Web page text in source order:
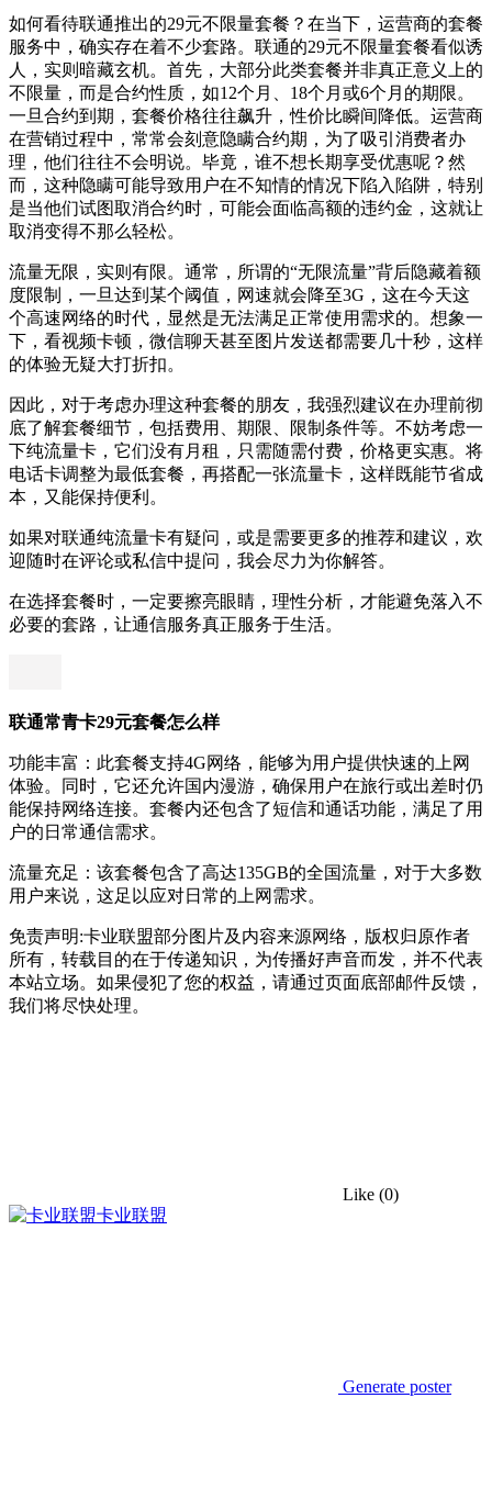
如何看待联通推出的29元不限量套餐？在当下，运营商的套餐
服务中，确实存在着不少套路。联通的29元不限量套餐看似诱
人，实则暗藏玄机。首先，大部分此类套餐并非真正意义上的
不限量，而是合约性质，如12个月、18个月或6个月的期限。
一旦合约到期，套餐价格往往飙升，性价比瞬间降低。运营商
在营销过程中，常常会刻意隐瞒合约期，为了吸引消费者办
理，他们往往不会明说。毕竟，谁不想长期享受优惠呢？然
而，这种隐瞒可能导致用户在不知情的情况下陷入陷阱，特别
是当他们试图取消合约时，可能会面临高额的违约金，这就让
取消变得不那么轻松。
流量无限，实则有限。通常，所谓的“无限流量”背后隐藏着额
度限制，一旦达到某个阈值，网速就会降至3G，这在今天这
个高速网络的时代，显然是无法满足正常使用需求的。想象一
下，看视频卡顿，微信聊天甚至图片发送都需要几十秒，这样
的体验无疑大打折扣。
因此，对于考虑办理这种套餐的朋友，我强烈建议在办理前彻
底了解套餐细节，包括费用、期限、限制条件等。不妨考虑一
下纯流量卡，它们没有月租，只需随需付费，价格更实惠。将
电话卡调整为最低套餐，再搭配一张流量卡，这样既能节省成
本，又能保持便利。
如果对联通纯流量卡有疑问，或是需要更多的推荐和建议，欢
迎随时在评论或私信中提问，我会尽力为你解答。
在选择套餐时，一定要擦亮眼睛，理性分析，才能避免落入不
必要的套路，让通信服务真正服务于生活。
联通常青卡29元套餐怎么样
功能丰富：此套餐支持4G网络，能够为用户提供快速的上网
体验。同时，它还允许国内漫游，确保用户在旅行或出差时仍
能保持网络连接。套餐内还包含了短信和通话功能，满足了用
户的日常通信需求。
流量充足：该套餐包含了高达135GB的全国流量，对于大多数
用户来说，这足以应对日常的上网需求。
免责声明:卡业联盟部分图片及内容来源网络，版权归原作者
所有，转载目的在于传递知识，为传播好声音而发，并不代表
本站立场。如果侵犯了您的权益，请通过页面底部邮件反馈，
我们将尽快处理。
Like (0)
卡业联盟
Generate poster